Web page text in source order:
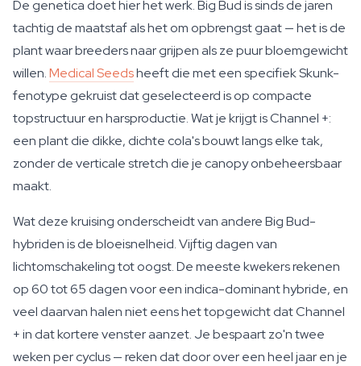
De genetica doet hier het werk. Big Bud is sinds de jaren
tachtig de maatstaf als het om opbrengst gaat — het is de
plant waar breeders naar grijpen als ze puur bloemgewicht
willen.Medical Seedsheeft die met een specifiek Skunk-
fenotype gekruist dat geselecteerd is op compacte
topstructuur en harsproductie. Wat je krijgt is Channel +:
een plant die dikke, dichte cola's bouwt langs elke tak,
zonder de verticale stretch die je canopy onbeheersbaar
maakt.
Wat deze kruising onderscheidt van andere Big Bud-
hybriden is de bloeisnelheid. Vijftig dagen van
lichtomschakeling tot oogst. De meeste kwekers rekenen
op 60 tot 65 dagen voor een indica-dominant hybride, en
veel daarvan halen niet eens het topgewicht dat Channel
+ in dat kortere venster aanzet. Je bespaart zo'n twee
weken per cyclus — reken dat door over een heel jaar en je